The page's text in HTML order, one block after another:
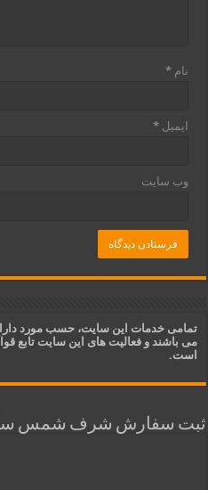
نام*
ایمیل*
وب‌ سایت
تمامی خدمات این سایت، حسب مورد
می باشند و فعالیت های این سایت تابع
است.
ثبت سفارش شرف شمس سال